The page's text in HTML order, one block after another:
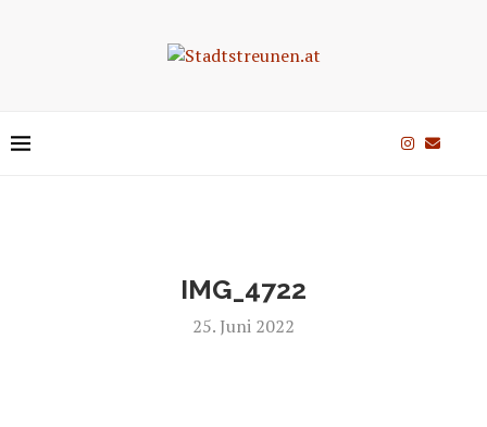
IMG_4722
25. Juni 2022